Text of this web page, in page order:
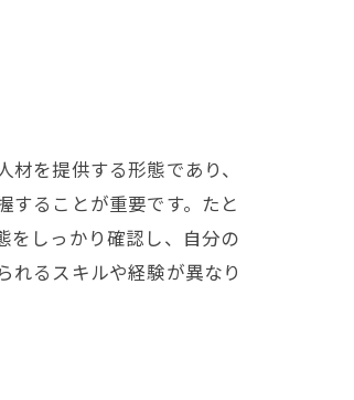
を提供する形態であり、
ることが重要です。たと
をしっかり確認し、自分の
れるスキルや経験が異なり